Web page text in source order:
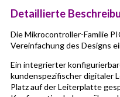
Detaillierte
Die Mikrocontroller-Familie
Vereinfachung des Designs
Ein integrierter
kundenspezifischer digitaler
Platz auf der Leiterplatte